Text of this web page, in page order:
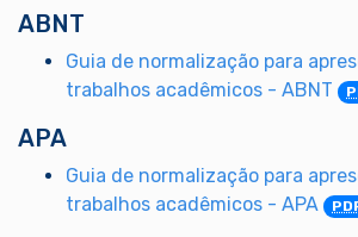
ABNT
Guia de normalização para
trabalhos acadêmicos - ABNT
APA
Guia de normalização para
trabalhos acadêmicos - APA